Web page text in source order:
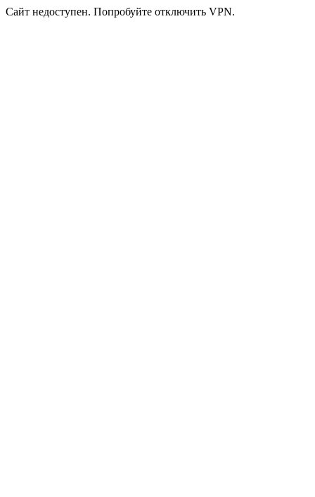
Сайт недоступен. Попробуйте отключить VPN.